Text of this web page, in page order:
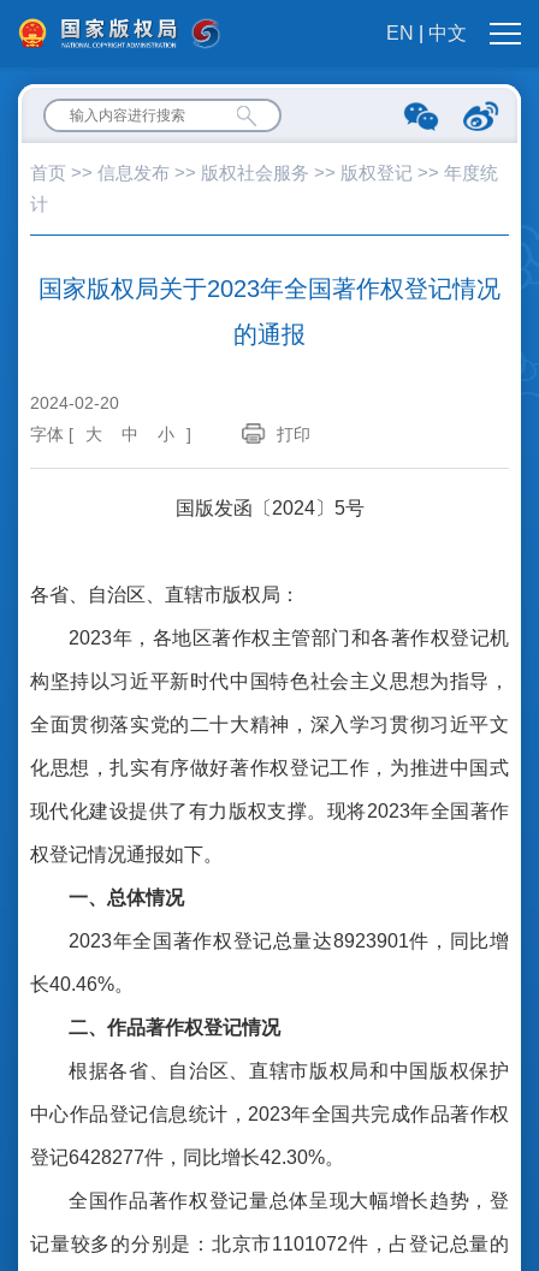
EN 中文
首页 >> 信息发布 >> 版权社会服务 >> 版权登记 >> 年度统
计
国家版权局关于2023年全国著作权登记情况
的通报
2024-02-20
字体 [
大 中 小 ] 打印
国版发函〔2024〕5号
各省、自治区、直辖市版权局：
2023年，各地区著作权主管部门和各著作权登记机
构坚持以习近平新时代中国特色社会主义思想为指导，
全面贯彻落实党的二十大精神，深入学习贯彻习近平文
化思想，扎实有序做好著作权登记工作，为推进中国式
现代化建设提供了有力版权支撑。现将2023年全国著作
权登记情况通报如下。
一、总体情况
2023年全国著作权登记总量达8923901件，同比增
长40.46%。
二、作品著作权登记情况
根据各省、自治区、直辖市版权局和中国版权保护
中心作品登记信息统计，2023年全国共完成作品著作权
登记6428277件，同比增长42.30%。
全国作品著作权登记量总体呈现大幅增长趋势，登
记量较多的分别是：北京市1101072件，占登记总量的